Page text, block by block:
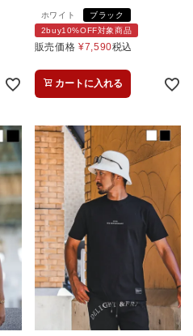
ホワイト
ブラック
2buy10%OFF対象商品
販売価格 ¥7,590税込
カートに入れる